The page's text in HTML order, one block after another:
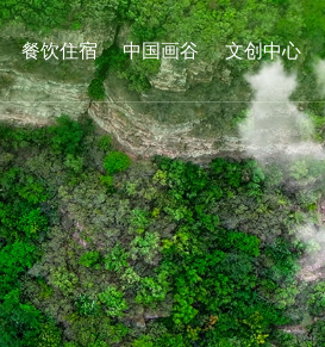
餐饮住宿 中国画谷 文创中心